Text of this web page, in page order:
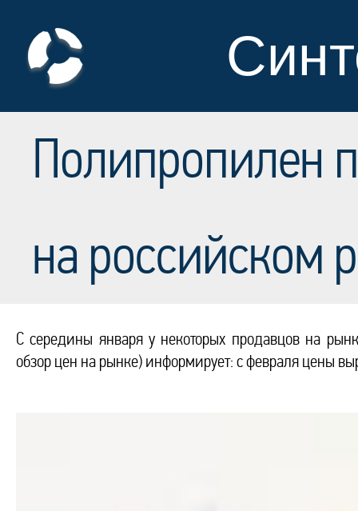
Полипропилен
на российском
С середины января у некоторых продавцов на
обзор цен на рынке) информирует: с февраля цены